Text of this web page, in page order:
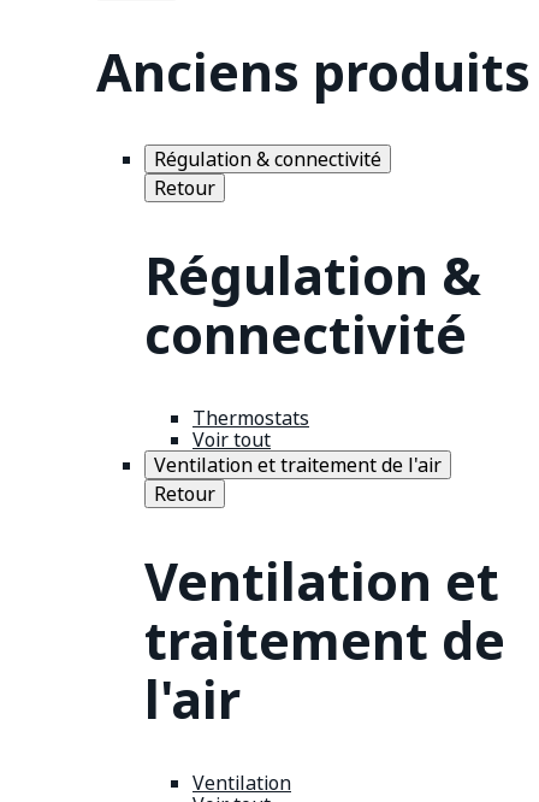
Anciens produits
Régulation & connectivité
Retour
Régulation &
connectivité
Thermostats
Voir tout
Ventilation et traitement de l'air
Retour
Ventilation et
traitement de
l'air
Ventilation